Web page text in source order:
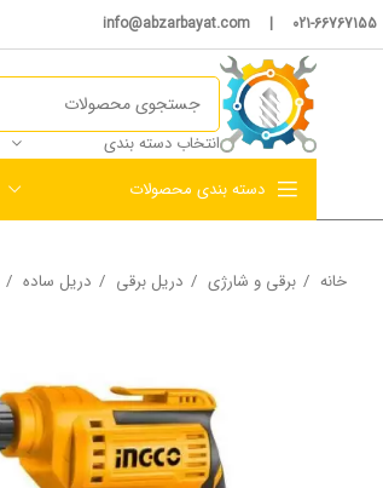
021-66767155 | info@abzarbayat.com
انتخاب دسته بندی
دسته بندی محصولات
خانه برقی و شارژی دریل برقی دریل ساده